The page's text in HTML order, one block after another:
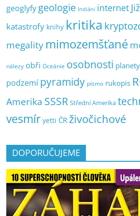
geoglyfy geologie Indiáni internet
katastrofy knihy kritika
megality mimozemšťané
nálezy obři Oceánie osobnosti planety
podzemí pyramidy písmo rukopis
Amerika SSSR Střední Amerika
vesmír yetti ČR živočichové
DOPORUČUJEME